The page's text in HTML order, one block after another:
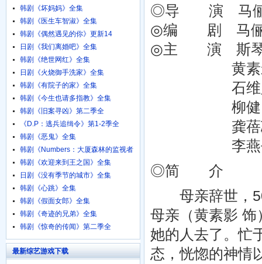
◎导 演 马俪
◎编 剧 马俪文
◎主 演 斯琴
黄素影
石维坚
柳健
龚蓓苾
李燕平
◎简 介
母亲辞世，50
母亲（黄素影
她的人去了。忙
态，恍惚的神情
韩剧《坏妈妈》全集
韩剧《医生车智淑》全集
韩剧《偶然遇见的你》更新14
日剧《我们离婚吧》全集
韩剧《绝世网红》全集
日剧《火烧御手洗家》全集
韩剧《有院子的家》全集
韩剧《今生也请多指教》全集
韩剧《旧案寻凶》第二季全
《D.P：逃兵追缉令》第1-2季全
韩剧《恶鬼》全集
韩剧《Numbers：大厦森林的监视者
们》全集
韩剧《欢迎来到王之国》全集
日剧《没有季节的城市》全集
韩剧《心跳》全集
韩剧《假面女郎》全集
韩剧《奇迹的兄弟》全集
韩剧《惊奇的传闻》第二季全
最新综艺游戏下载